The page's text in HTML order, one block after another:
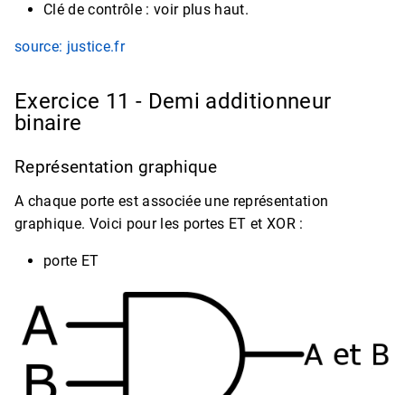
Clé de contrôle : voir plus haut.
source: justice.fr
Exercice 11 - Demi additionneur
binaire
Représentation graphique
A chaque porte est associée une représentation
graphique. Voici pour les portes ET et XOR :
porte ET